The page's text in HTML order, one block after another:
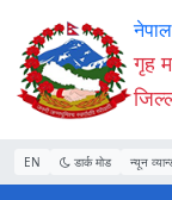
Accessibility
Mode
सुरु
गर्नुहोस्
सामाग्री
पढ्नुहाेस्
नेभिगेसन
पढ्नुहाेस्
वेबसाइट
खोजमा
जानुहोस्
गृह
EN डार्क मोड न्यून